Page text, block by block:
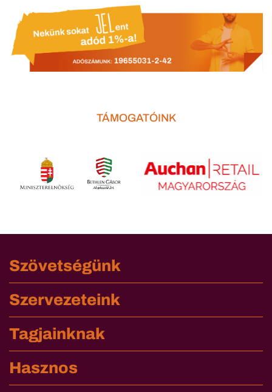
TÁMOGATÓINK
Szövetségünk
Szervezeteink
Tagjainknak
Hasznos